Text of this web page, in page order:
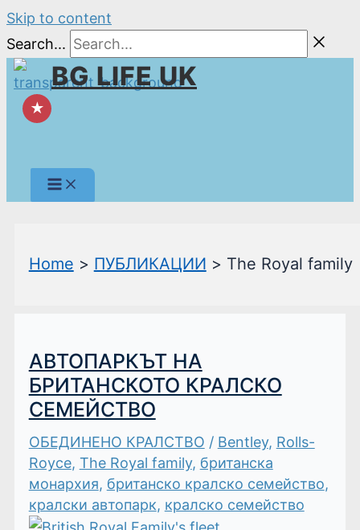
Skip to content
Search...
BG LIFE UK
★
Home ПУБЛИКАЦИИ The Royal family
АВТОПАРКЪТ НА
БРИТАНСКОТО КРАЛСКО
СЕМЕЙСТВО
ОБЕДИНЕНО КРАЛСТВО / Bentley, Rolls-
Royce, The Royal family, британска
монархия, британско кралско семейство,
кралски автопарк, кралско семейство